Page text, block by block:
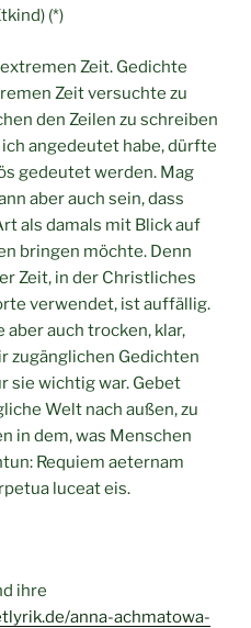
(*)
Zeit. Gedichte
Zeit versuchte zu
den Zeilen zu schreiben
angedeutet habe, dürfte
gedeutet werden. Mag
aber auch sein, dass
als damals mit Blick auf
bringen möchte. Denn
Zeit, in der Christliches
verwendet, ist auffällig.
auch trocken, klar,
zugänglichen Gedichten
sie wichtig war. Gebet
Welt nach außen, zu
in dem, was Menschen
Requiem aeternam
luceat eis.
ihre
anna-achmatowa-